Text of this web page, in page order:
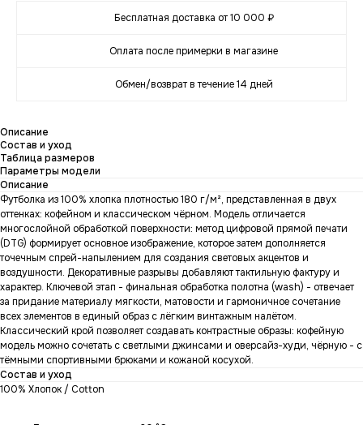
Бесплатная доставка от 10 000 ₽
Оплата после примерки в магазине
Обмен/возврат в течение 14 дней
Описание
Состав и уход
Таблица размеров
Параметры модели
Описание
Футболка из 100% хлопка плотностью 180 г/м², представленная в двух
оттенках: кофейном и классическом чёрном. Модель отличается
многослойной обработкой поверхности: метод цифровой прямой печати
(DTG) формирует основное изображение, которое затем дополняется
точечным спрей-напылением для создания световых акцентов и
воздушности. Декоративные разрывы добавляют тактильную фактуру и
характер. Ключевой этап - финальная обработка полотна (wash) - отвечает
за придание материалу мягкости, матовости и гармоничное сочетание
всех элементов в единый образ с лёгким винтажным налётом.
Классический крой позволяет создавать контрастные образы: кофейную
модель можно сочетать с светлыми джинсами и оверсайз-худи, чёрную - с
тёмными спортивными брюками и кожаной косухой.
Состав и уход
100% Хлопок / Cotton